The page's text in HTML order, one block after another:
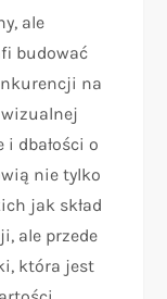
ale
budować
na
dbałości o
nie tylko
jak skład
ale przede
która jest